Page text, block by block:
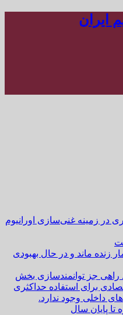
ایران
در زمینه غنی‌سازی اورانیوم
زنده ماند و در حال بهبودی
راهی جز توانمندسازی بخش
برای استفاده حداکثری
داخلی وجود ندارد.